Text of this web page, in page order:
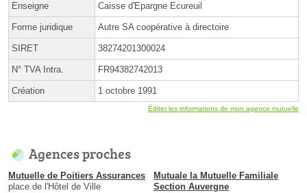
Enseigne Caisse d'Epargne Ecureuil
Forme juridique Autre SA coopérative à directoire
SIRET 38274201300024
N° TVA Intra. FR94382742013
Création 1 octobre 1991
Éditer les informations de mon agence mutuelle
Agences proches
Mutuelle de Poitiers Assurances
place de l'Hôtel de Ville
Mutuale la Mutuelle Familiale
Section Auvergne